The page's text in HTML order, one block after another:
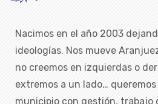
Nacimos en el año 2003
ideologías. Nos mueve
no creemos en izquierdas o
extremos a un lado…
municipio con gestión, trabajo